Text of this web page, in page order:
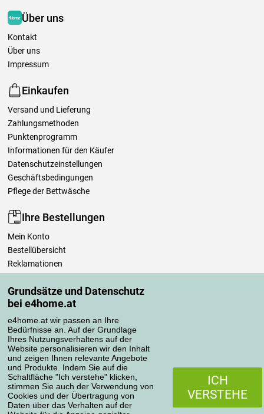
Grundsätze und Datenschutz
bei e4home.at
e4home.at wir passen an Ihre
Bedürfnisse an. Auf der Grundlage
Ihres Nutzungsverhaltens auf der
Website personalisieren wir den Inhalt
und zeigen Ihnen relevante Angebote
und Produkte. Indem Sie auf die
Schaltfläche "Ich verstehe" klicken,
stimmen Sie auch der Verwendung von
Cookies und der Übertragung von
Daten über das Verhalten auf der
ICH
VERSTEHE
Über uns
Kontakt
Über uns
Impressum
Einkaufen
Versand und Lieferung
Zahlungsmethoden
Punktenprogramm
Informationen für den Käufer
Datenschutzeinstellungen
Geschäftsbedingungen
Pflege der Bettwäsche
Ihre Bestellungen
Mein Konto
Bestellübersicht
Reklamationen
Einfach mehr wissen
Richtlinien zur Verarbeitung von Bewertungen
Transportarten
Zahlungsmethoden